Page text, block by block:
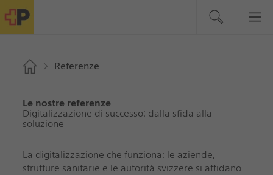
Referenze
Le nostre referenze
Digitalizzazione di successo: dalla sfida alla
soluzione
La digitalizzazione che funziona: le aziende,
strutture sanitarie e le autorità svizzere si affidano